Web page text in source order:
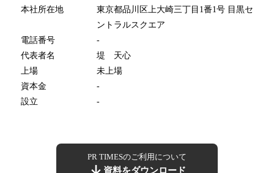
本社所在地
東京都品川区上大崎三丁目1番1号 目黒セ
ントラルスクエア
電話番号
-
代表者名
堤 天心
上場
未上場
資本金
-
設立
-
PR TIMESのご利用について
資料をダウンロード